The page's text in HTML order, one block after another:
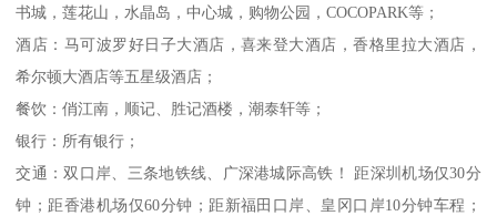
书城，莲花山，水晶岛，中心城，购物公园，COCOPARK等；
酒店：马可波罗好日子大酒店，喜来登大酒店，香格里拉大酒店，
希尔顿大酒店等五星级酒店；
餐饮：俏江南，顺记、胜记酒楼，潮泰轩等；
银行：所有银行；
交通：双口岸、三条地铁线、广深港城际高铁！ 距深圳机场仅30分
钟；距香港机场仅60分钟；距新福田口岸、皇冈口岸10分钟车程；